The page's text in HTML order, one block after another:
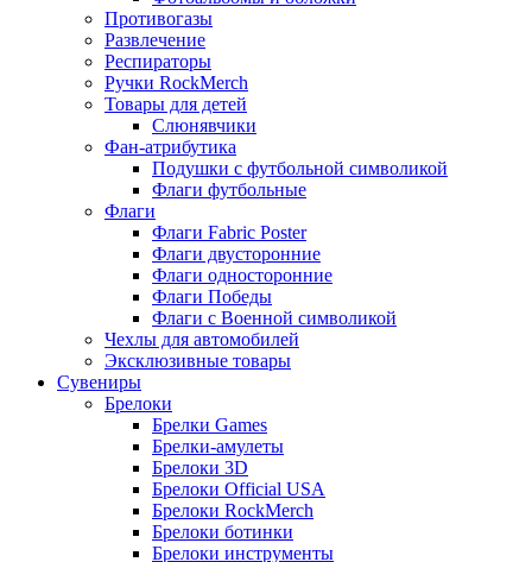
Противогазы
Развлечение
Респираторы
Ручки RockMerch
Товары для детей
Слюнявчики
Фан-атрибутика
Подушки с футбольной символикой
Флаги футбольные
Флаги
Флаги Fabric Poster
Флаги двусторонние
Флаги односторонние
Флаги Победы
Флаги с Военной символикой
Чехлы для автомобилей
Эксклюзивные товары
Сувениры
Брелоки
Брелки Games
Брелки-амулеты
Брелоки 3D
Брелоки Official USA
Брелоки RockMerch
Брелоки ботинки
Брелоки инструменты